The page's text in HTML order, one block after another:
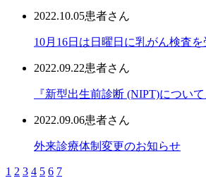
2022.10.05患者さん
10月16日は日曜日に乳がん検査
2022.09.22患者さん
『新型出生前診断 (NIPT)につい
2022.09.06患者さん
外来診療体制変更のお知らせ
1 2 3 4 5 6 7